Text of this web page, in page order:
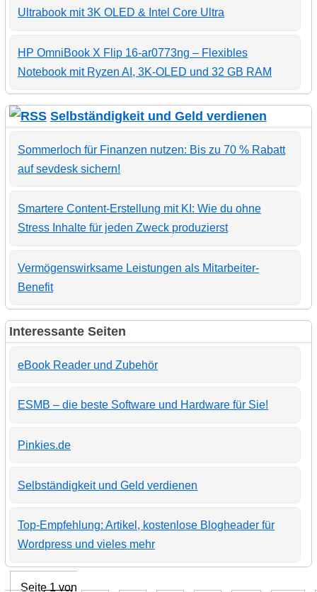
Ultrabook mit 3K OLED & Intel Core Ultra
HP OmniBook X Flip 16-ar0773ng – Flexibles
Notebook mit Ryzen AI, 3K-OLED und 32 GB RAM
Selbständigkeit und Geld verdienen
Sommerloch für Finanzen nutzen: Bis zu 70 % Rabatt
auf sevdesk sichern!
Smartere Content-Erstellung mit KI: Wie du ohne
Stress Inhalte für jeden Zweck produzierst
Vermögenswirksame Leistungen als Mitarbeiter-
Benefit
Interessante Seiten
eBook Reader und Zubehör
ESMB – die beste Software und Hardware für Sie!
Pinkies.de
Selbständigkeit und Geld verdienen
Top-Empfehlung: Artikel, kostenlose Blogheader für
Wordpress und vieles mehr
Seite 1 von